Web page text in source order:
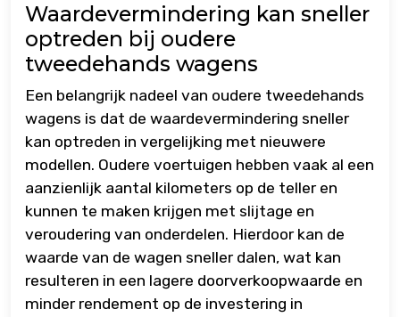
Waardevermindering kan sneller
optreden bij oudere
tweedehands wagens
Een belangrijk nadeel van oudere tweedehands
wagens is dat de waardevermindering sneller
kan optreden in vergelijking met nieuwere
modellen. Oudere voertuigen hebben vaak al een
aanzienlijk aantal kilometers op de teller en
kunnen te maken krijgen met slijtage en
veroudering van onderdelen. Hierdoor kan de
waarde van de wagen sneller dalen, wat kan
resulteren in een lagere doorverkoopwaarde en
minder rendement op de investering in